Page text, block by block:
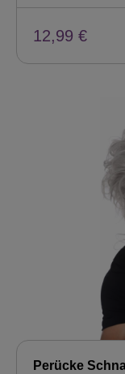
12,99 €
Perücke